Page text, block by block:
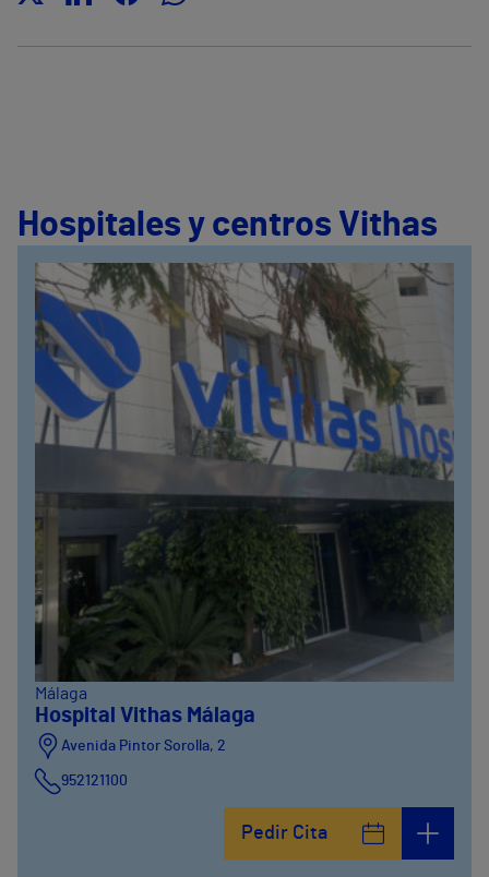
Hospitales y centros Vithas
Málaga
Hospital Vithas Málaga
Avenida Pintor Sorolla, 2
952121100
Pedir Cita